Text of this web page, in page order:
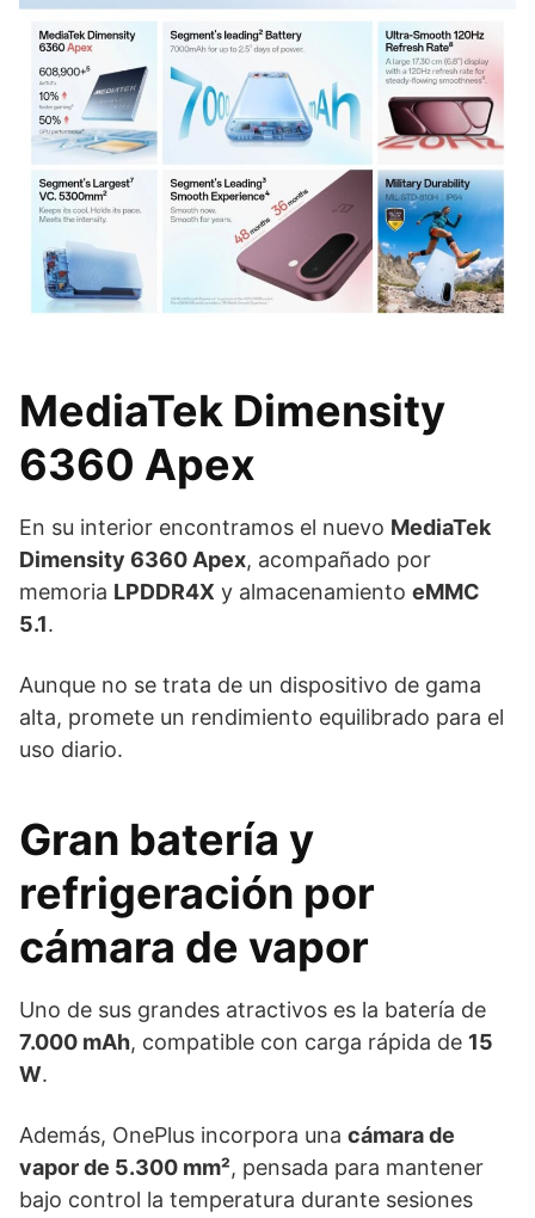
MediaTek Dimensity
6360 Apex
En su interior encontramos el nuevo MediaTek
Dimensity 6360 Apex, acompañado por
memoria LPDDR4X y almacenamiento eMMC
5.1.
Aunque no se trata de un dispositivo de gama
alta, promete un rendimiento equilibrado para el
uso diario.
Gran batería y
refrigeración por
cámara de vapor
Uno de sus grandes atractivos es la batería de
7.000 mAh, compatible con carga rápida de 15
W.
Además, OnePlus incorpora una cámara de
vapor de 5.300 mm², pensada para mantener
bajo control la temperatura durante sesiones